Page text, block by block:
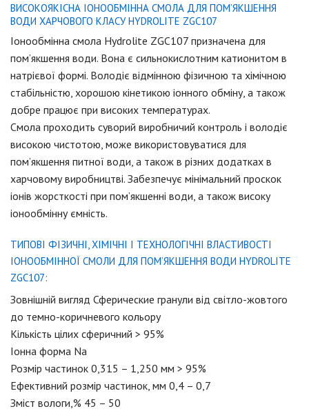
ВИСОКОЯКІСНА ІОНООБМІННА СМОЛА ДЛЯ ПОМ’ЯКШЕННЯ
ВОДИ ХАРЧОВОГО КЛАСУ HYDROLITE ZGC107
Іонообмінна смола Hydrolite ZGC107 призначена для
пом’якшення води. Вона є сильнокислотним катионитом в
натрієвої формі. Володіє відмінною фізичною та хімічною
стабільністю, хорошою кінетикою іонного обміну, а також
добре працює при високих температурах.
Смола проходить суворий виробничий контроль і володіє
високою чистотою, може використовуватися для
пом’якшення питної води, а також в різних додатках в
харчовому виробництві. Забезпечує мінімальний проскок
іонів жорсткості при пом’якшенні води, а також високу
іонообмінну ємність.
ТИПОВІ ФІЗИЧНІ, ХІМІЧНІ І ТЕХНОЛОГІЧНІ ВЛАСТИВОСТІ
ІОНООБМІННОЇ СМОЛИ ДЛЯ ПОМ’ЯКШЕННЯ ВОДИ HYDROLITE
ZGC107:
Зовнішній вигляд Сферические гранули від світло-жовтого
до темно-коричневого кольору
Кількість цілих сферичний > 95%
Іонна форма Na
Розмір частинок 0,315 – 1,250 мм > 95%
Ефективний розмір частинок, мм 0,4 – 0,7
Зміст вологи,% 45 – 50